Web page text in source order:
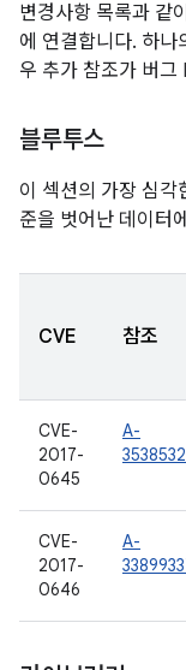
변경사항 목록과 같
에 연결합니다. 하나
우 추가 참조가 버그
블루투스
이 섹션의 가장 심각
준을 벗어난 데이터
CVE 참조
CVE-
2017-
0645
A-
CVE-
2017-
0646
A-